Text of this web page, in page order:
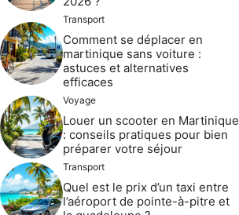
Transport
Comment se déplacer en
martinique sans voiture :
astuces et alternatives
efficaces
Voyage
Louer un scooter en Martinique
: conseils pratiques pour bien
préparer votre séjour
Transport
Quel est le prix d’un taxi entre
l’aéroport de pointe-à-pitre et